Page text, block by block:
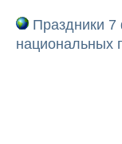
Праздники
национальных